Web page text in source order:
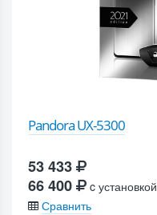
Pandora UX-5300
53 433
66 400
c установкой
Сравнить